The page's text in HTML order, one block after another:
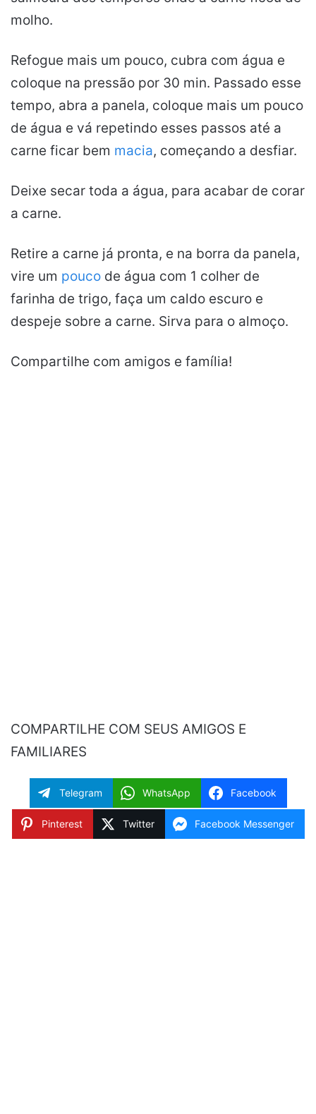
molho.
Refogue mais um pouco, cubra com água e
coloque na pressão por 30 min. Passado esse
tempo, abra a panela, coloque mais um pouco
de água e vá repetindo esses passos até a
carne ficar bem macia, começando a desfiar.
Deixe secar toda a água, para acabar de corar
a carne.
Retire a carne já pronta, e na borra da panela,
vire um pouco de água com 1 colher de
farinha de trigo, faça um caldo escuro e
despeje sobre a carne. Sirva para o almoço.
Compartilhe com amigos e família!
COMPARTILHE COM SEUS AMIGOS E
FAMILIARES
Telegram WhatsApp Facebook
Pinterest Twitter Facebook Messenger